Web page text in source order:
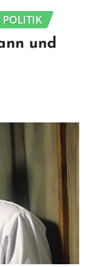
POLITIK
und